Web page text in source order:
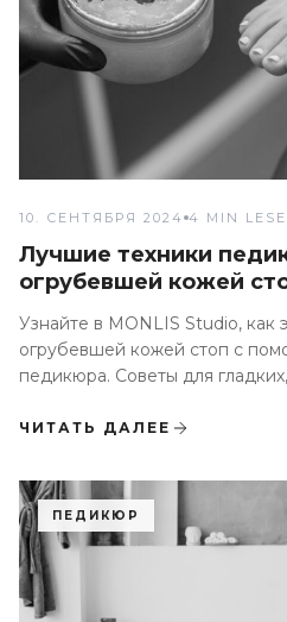
10. СЕНТЯБРЯ 2024 4 MIN
Лучшие техники
огрубевшей кожей
Узнайте в MONLIS Studio, как
огрубевшей кожей стоп с
педикюра. Советы для
ЧИТАТЬ ДАЛЕЕ
ПЕДИКЮР